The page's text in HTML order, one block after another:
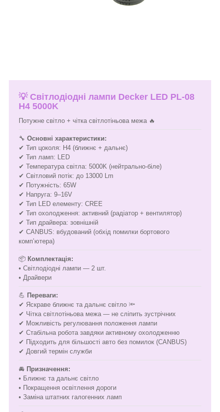
💡 Світлодіодні лампи Decker LED PL-08
H4 5000K
Потужне світло + чітка світлотіньова межа 🔥
🔧 Основні характеристики:
✔ Тип цоколя: H4 (ближнє + дальнє)
✔ Тип ламп: LED
✔ Температура світла: 5000K (нейтрально-біле)
✔ Світловий потік: до 13000 Lm
✔ Потужність: 65W
✔ Напруга: 9–16V
✔ Тип LED елементу: CREE
✔ Тип охолодження: активний (радіатор + вентилятор)
✔ Тип драйвера: зовнішній
✔ CANBUS: вбудований (обхід помилки бортового
комп’ютера)
📦 Комплектація:
• Світлодіодні лампи — 2 шт.
• Драйвери
💪 Переваги:
✔ Яскраве ближнє та дальнє світло 🔦
✔ Чітка світлотіньова межа — не сліпить зустрічних
✔ Можливість регулювання положення лампи
✔ Стабільна робота завдяки активному охолодженню
✔ Підходить для більшості авто без помилок (CANBUS)
✔ Довгий термін служби
🚘 Призначення:
• Ближнє та дальнє світло
• Покращення освітлення дороги
• Заміна штатних галогенних ламп